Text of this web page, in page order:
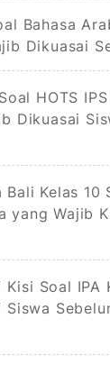
Bahasa
Dikuasai
HOTS
Dikuasai
Kelas 10
yang Wajib
Soal IPA